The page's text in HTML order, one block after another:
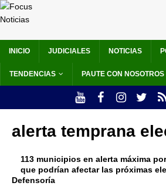
INICIO JUDICIALES NOTICIAS
TENDENCIAS PAUTE CON NOSOTROS
alerta temprana
113 municipios en alerta máxima
que podrían afectar las próximas
Defensoría